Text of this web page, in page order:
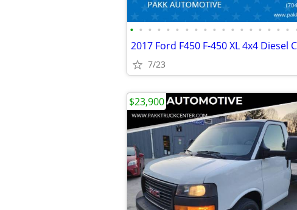
• • • • • • • • • • • • • • • • • •
7/23
$23,900